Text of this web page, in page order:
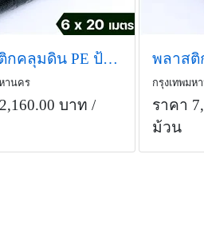
พลาสติกคลุมดิน PE ป้องกันวัชพืช 6x20 เมตร อายุใช้งาน 3-4 ปี
านคร
บาท /
กรุงเทพมห
ราคา
ม้วน